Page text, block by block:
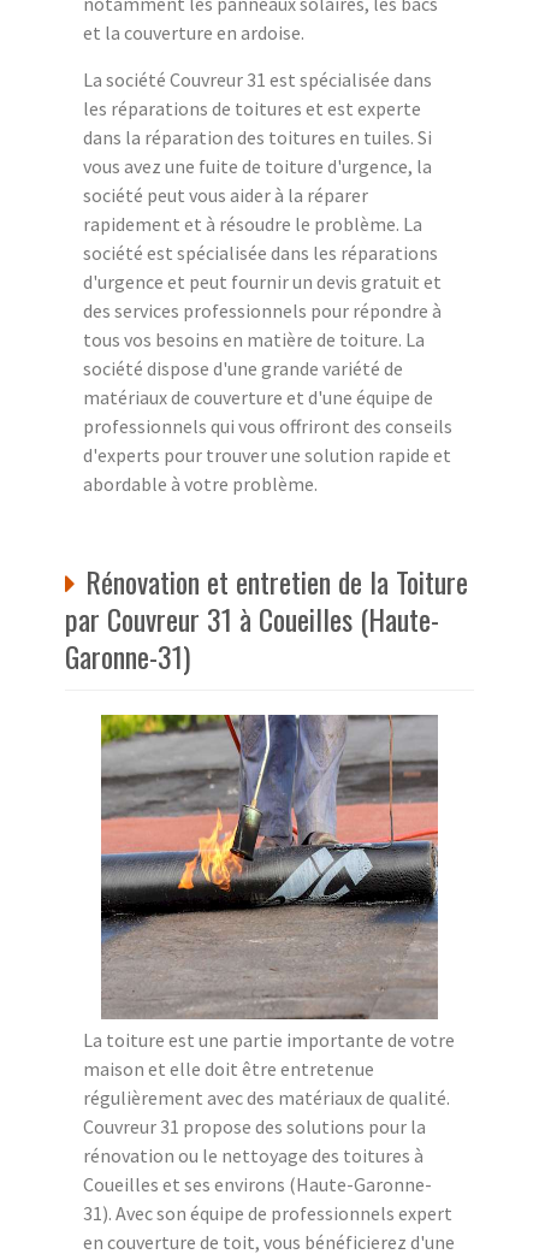
et la couverture en ardoise.
La société Couvreur 31 est spécialisée dans
les réparations de toitures et est experte
dans la réparation des toitures en tuiles. Si
vous avez une fuite de toiture d'urgence, la
société peut vous aider à la réparer
rapidement et à résoudre le problème. La
société est spécialisée dans les réparations
d'urgence et peut fournir un devis gratuit et
des services professionnels pour répondre à
tous vos besoins en matière de toiture. La
société dispose d'une grande variété de
matériaux de couverture et d'une équipe de
professionnels qui vous offriront des conseils
d'experts pour trouver une solution rapide et
abordable à votre problème.
Rénovation et entretien de la Toiture
par Couvreur 31 à Coueilles (Haute-
Garonne-31)
La toiture est une partie importante de votre
maison et elle doit être entretenue
régulièrement avec des matériaux de qualité.
Couvreur 31 propose des solutions pour la
rénovation ou le nettoyage des toitures à
Coueilles et ses environs (Haute-Garonne-
31). Avec son équipe de professionnels expert
en couverture de toit, vous bénéficierez d'une